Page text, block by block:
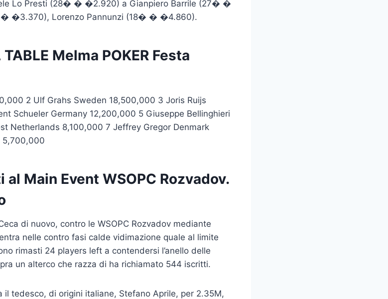
Lo Presti (28� � �2.920) a Gianpiero Barrile (27� �
�3.370), Lorenzo Pannunzi (18� � �4.860).
Melma POKER Festa
2 Ulf Grahs Sweden 18,500,000 3 Joris Ruijs
Schueler Germany 12,200,000 5 Giuseppe Bellinghieri
Netherlands 8,100,000 7 Jeffrey Gregor Denmark
5,700,000
al Main Event WSOPC Rozvadov.
di nuovo, contro le WSOPC Rozvadov mediante
nelle contro fasi calde vidimazione quale al limite
rimasti 24 players left a contendersi l’anello delle
un alterco che razza di ha richiamato 544 iscritti.
il tedesco, di origini italiane, Stefano Aprile, per 2.35M,